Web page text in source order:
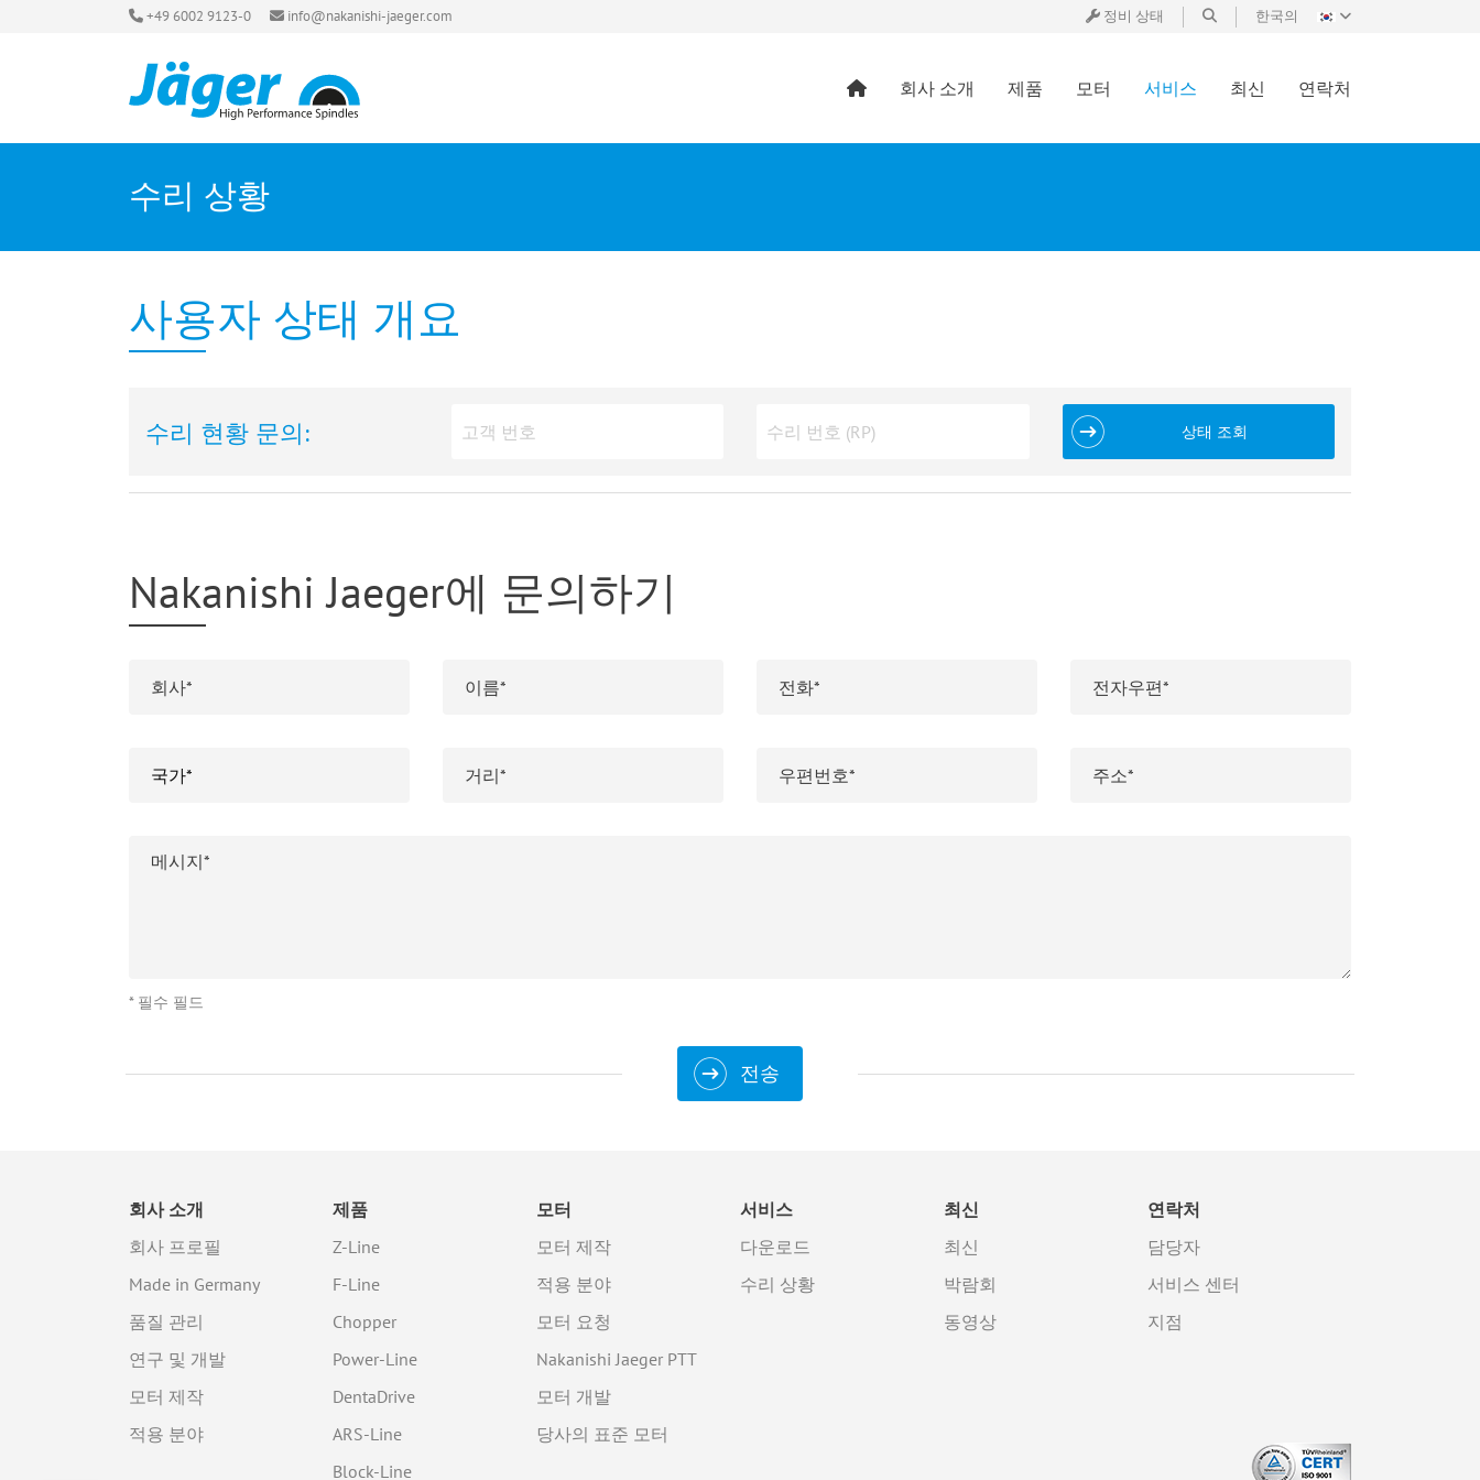
+49 6002 9123-0 info@nakanishi-jaeger.com 정비 상태 한국의
회사 소개 제품 모터 서비스 최신 연락처
수리 상황
사용자 상태 개요
수리 현황 문의: 상태 조회
Nakanishi Jaeger에 문의하기
* 필수 필드
전송
회사 소개
회사 프로필
Made in Germany
품질 관리
연구 및 개발
모터 제작
적용 분야
제품
Z-Line
F-Line
Chopper
Power-Line
DentaDrive
ARS-Line
Block-Line
모터
모터 제작
적용 분야
모터 요청
Nakanishi Jaeger PTT
모터 개발
당사의 표준 모터
서비스
다운로드
수리 상황
최신
최신
박람회
동영상
연락처
담당자
서비스 센터
지점